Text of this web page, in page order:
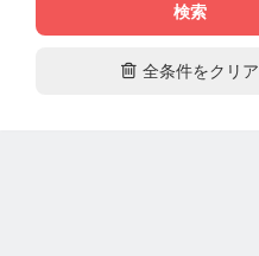
検索
 全条件をクリア